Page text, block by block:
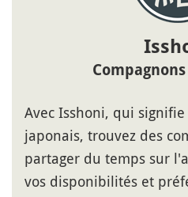
Avec Isshoni, qui
japonais, trouvez des
partager du temps sur
vos disponibilités et